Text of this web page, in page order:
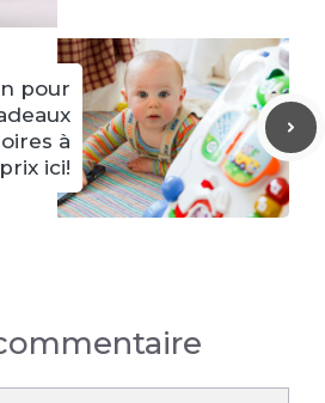
pour
à
ici!